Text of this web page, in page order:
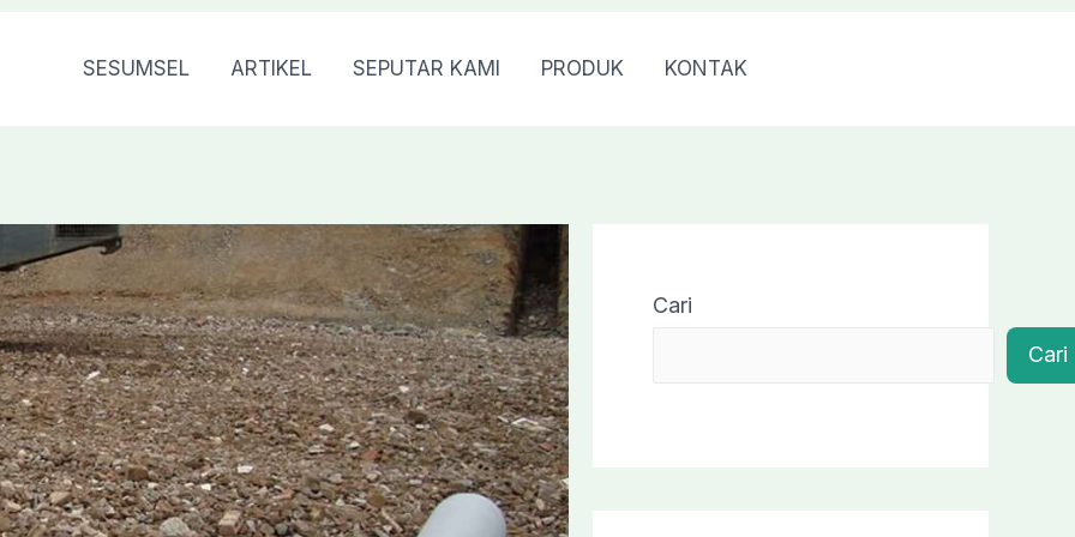
SESUMSEL ARTIKEL SEPUTAR KAMI PRODUK KONTAK
Cari
Cari